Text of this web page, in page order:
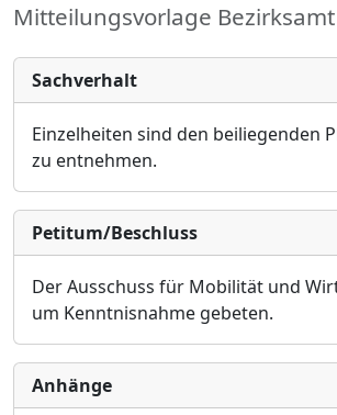
Mitteilungsvorlage Bezirksamt
Sachverhalt
Einzelheiten sind den beiliegenden
zu entnehmen.
Petitum/Beschluss
DerAusschuss für Mobilität und
um Kenntnisnahme gebeten.
Anhänge